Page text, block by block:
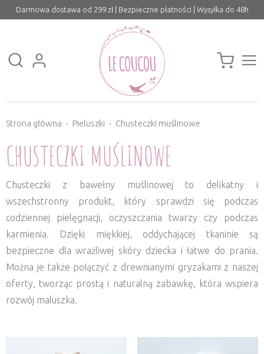
Darmowa dostawa od 299 zł | Bezpieczne płatności | Wysyłka do 48h
Strona główna Pieluszki Chusteczki muślinowe
CHUSTECZKI MUŚLINOWE
Chusteczki z bawełny muślinowej to delikatny i
wszechstronny produkt, który sprawdzi się podczas
codziennej pielęgnacji, oczyszczania twarzy czy podczas
karmienia. Dzięki miękkiej, oddychającej tkaninie są
bezpieczne dla wrażliwej skóry dziecka i łatwe do prania.
Można je także połączyć z drewnianymi gryzakami z naszej
oferty, tworząc prostą i naturalną zabawkę, która wspiera
rozwój maluszka.